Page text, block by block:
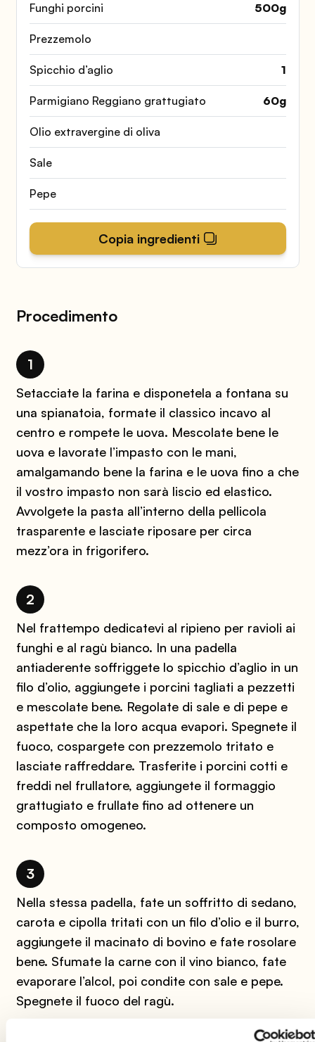
Funghi porcini 500g
Prezzemolo
Spicchio d’aglio 1
Parmigiano Reggiano grattugiato 60g
Olio extravergine di oliva
Sale
Pepe
Copia ingredienti
Procedimento
1
Setacciate la farina e disponetela a fontana su
una spianatoia, formate il classico incavo al
centro e rompete le uova. Mescolate bene le
uova e lavorate l’impasto con le mani,
amalgamando bene la farina e le uova fino a che
il vostro impasto non sarà liscio ed elastico.
Avvolgete la pasta all’interno della pellicola
trasparente e lasciate riposare per circa
mezz’ora in frigorifero.
2
Nel frattempo dedicatevi al ripieno per ravioli ai
funghi e al ragù bianco. In una padella
antiaderente soffriggete lo spicchio d’aglio in un
filo d’olio, aggiungete i porcini tagliati a pezzetti
e mescolate bene. Regolate di sale e di pepe e
aspettate che la loro acqua evapori. Spegnete il
fuoco, cospargete con prezzemolo tritato e
lasciate raffreddare. Trasferite i porcini cotti e
freddi nel frullatore, aggiungete il formaggio
grattugiato e frullate fino ad ottenere un
composto omogeneo.
3
Nella stessa padella, fate un soffritto di sedano,
carota e cipolla tritati con un filo d’olio e il burro,
aggiungete il macinato di bovino e fate rosolare
bene. Sfumate la carne con il vino bianco, fate
evaporare l’alcol, poi condite con sale e pepe.
Spegnete il fuoco del ragù.